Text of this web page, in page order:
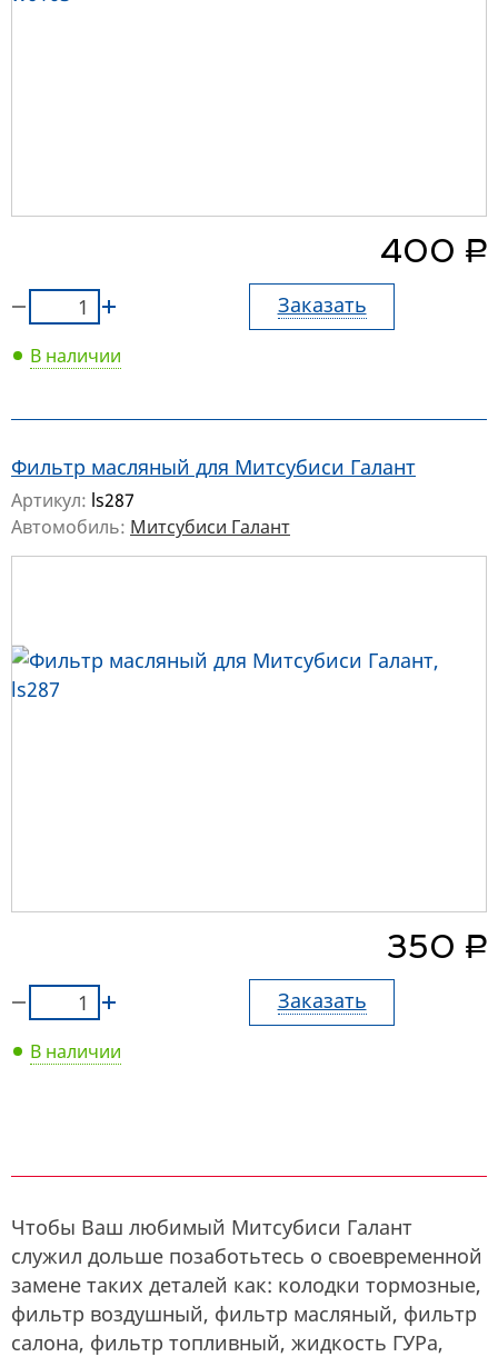
400 руб.
Заказать
В наличии
Фильтр масляный для Митсубиси Галант
Артикул: ls287
Автомобиль: Митсубиси Галант
350 руб.
Заказать
В наличии
Чтобы Ваш любимый Митсубиси Галант
служил дольше позаботьтесь о своевременной
замене таких деталей как: колодки тормозные,
фильтр воздушный, фильтр масляный, фильтр
салона, фильтр топливный, жидкость ГУРа,